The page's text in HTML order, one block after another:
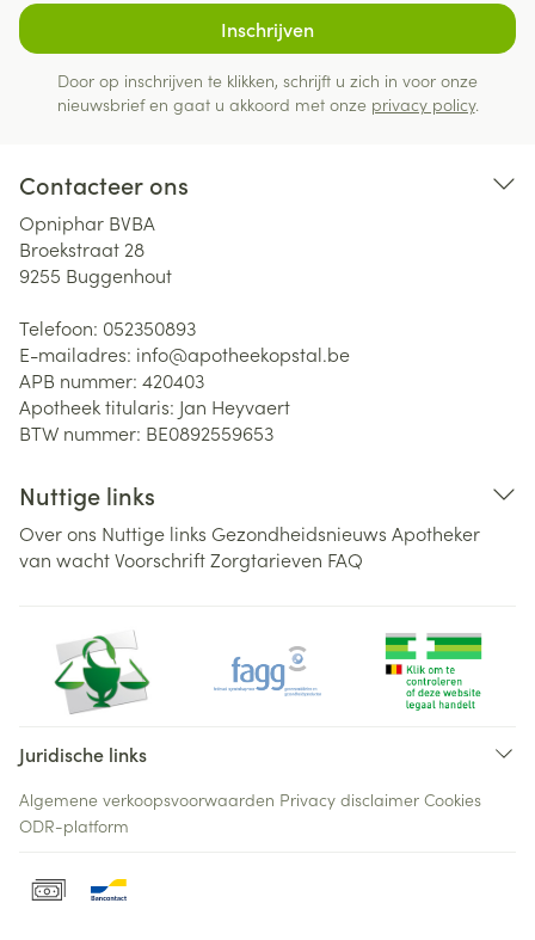
Inschrijven
Door op inschrijven te klikken, schrijft u zich in voor onze
nieuwsbrief en gaat u akkoord met onze privacy policy.
Contacteer ons
Opniphar BVBA
Broekstraat 28
9255 Buggenhout
Telefoon: 052350893
E-mailadres: info@apotheekopstal.be
APB nummer: 420403
Apotheek titularis: Jan Heyvaert
BTW nummer: BE0892559653
Nuttige links
Over ons Nuttige links Gezondheidsnieuws Apotheker
van wachtVoorschriftZorgtarieven FAQ
Juridische links
Algemene verkoopsvoorwaarden Privacy disclaimer Cookies
ODR-platform